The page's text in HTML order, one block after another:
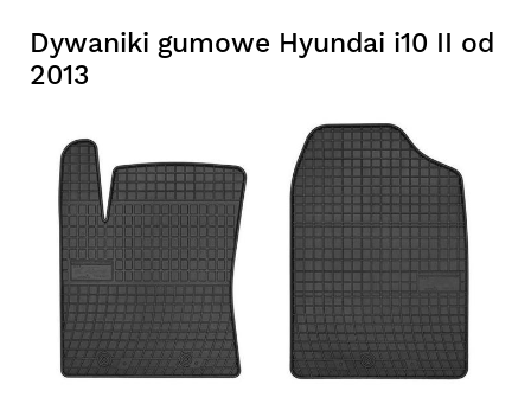
Dywaniki gumowe Hyundai i10 II od
2013